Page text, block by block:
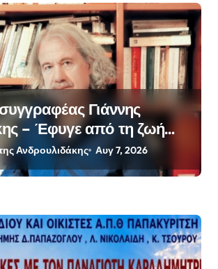
Γιάννης
– Έφυγε από τη ζωή
Ανδρουλιδάκης Αυγ 7, 2026